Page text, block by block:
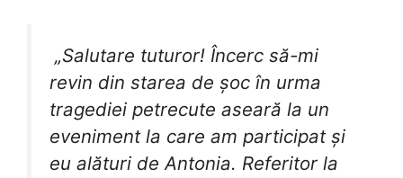
„Salutare tuturor! Încerc să-mi
revin din starea de șoc în urma
tragediei petrecute aseară la un
eveniment la care am participat și
eu alături de Antonia. Referitor la